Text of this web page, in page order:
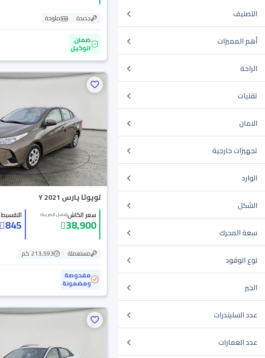
التصنيف
أهم المميزات
الراحة
تقنيات
الامان
تجهيزات خارجية
الوارد
الشكل
سعة المحرك
نوع الوقود
الجير
عدد السليندرات
عدد الغمارات
جديدة
ملوحة
ضمان
الوكيل
تويوتا يارس Y 2021
سعر الكاش(شامل الضريبة)
38,900
التقسيط
845
مستعملة
213,593 كم
مفحوصة
ومضمونة